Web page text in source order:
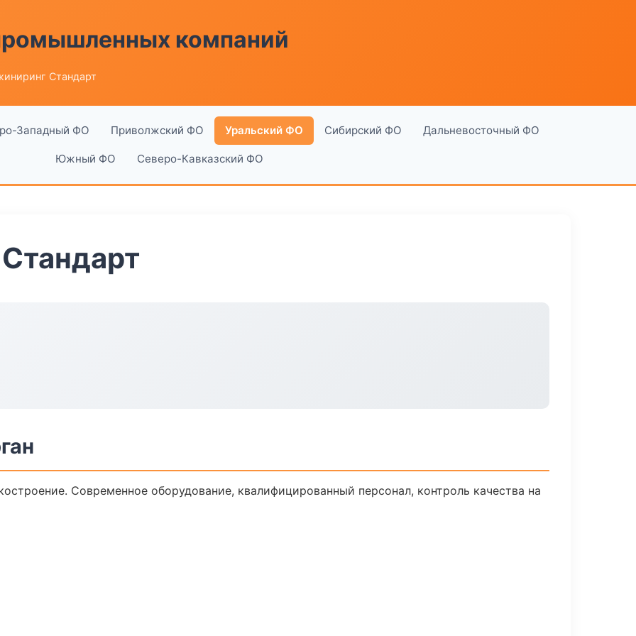
компаний
Стандарт
Западный ФО Приволжский ФО Уральский ФО Сибирский ФО Дальневосточный ФО
Южный ФО Северо-Кавказский ФО
Современное оборудование, квалифицированный персонал, контроль качества на